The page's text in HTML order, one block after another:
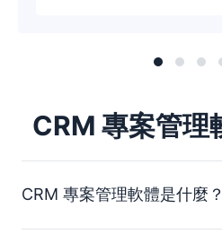
CRM 專案管理
CRM 專案管理軟體是什麼？